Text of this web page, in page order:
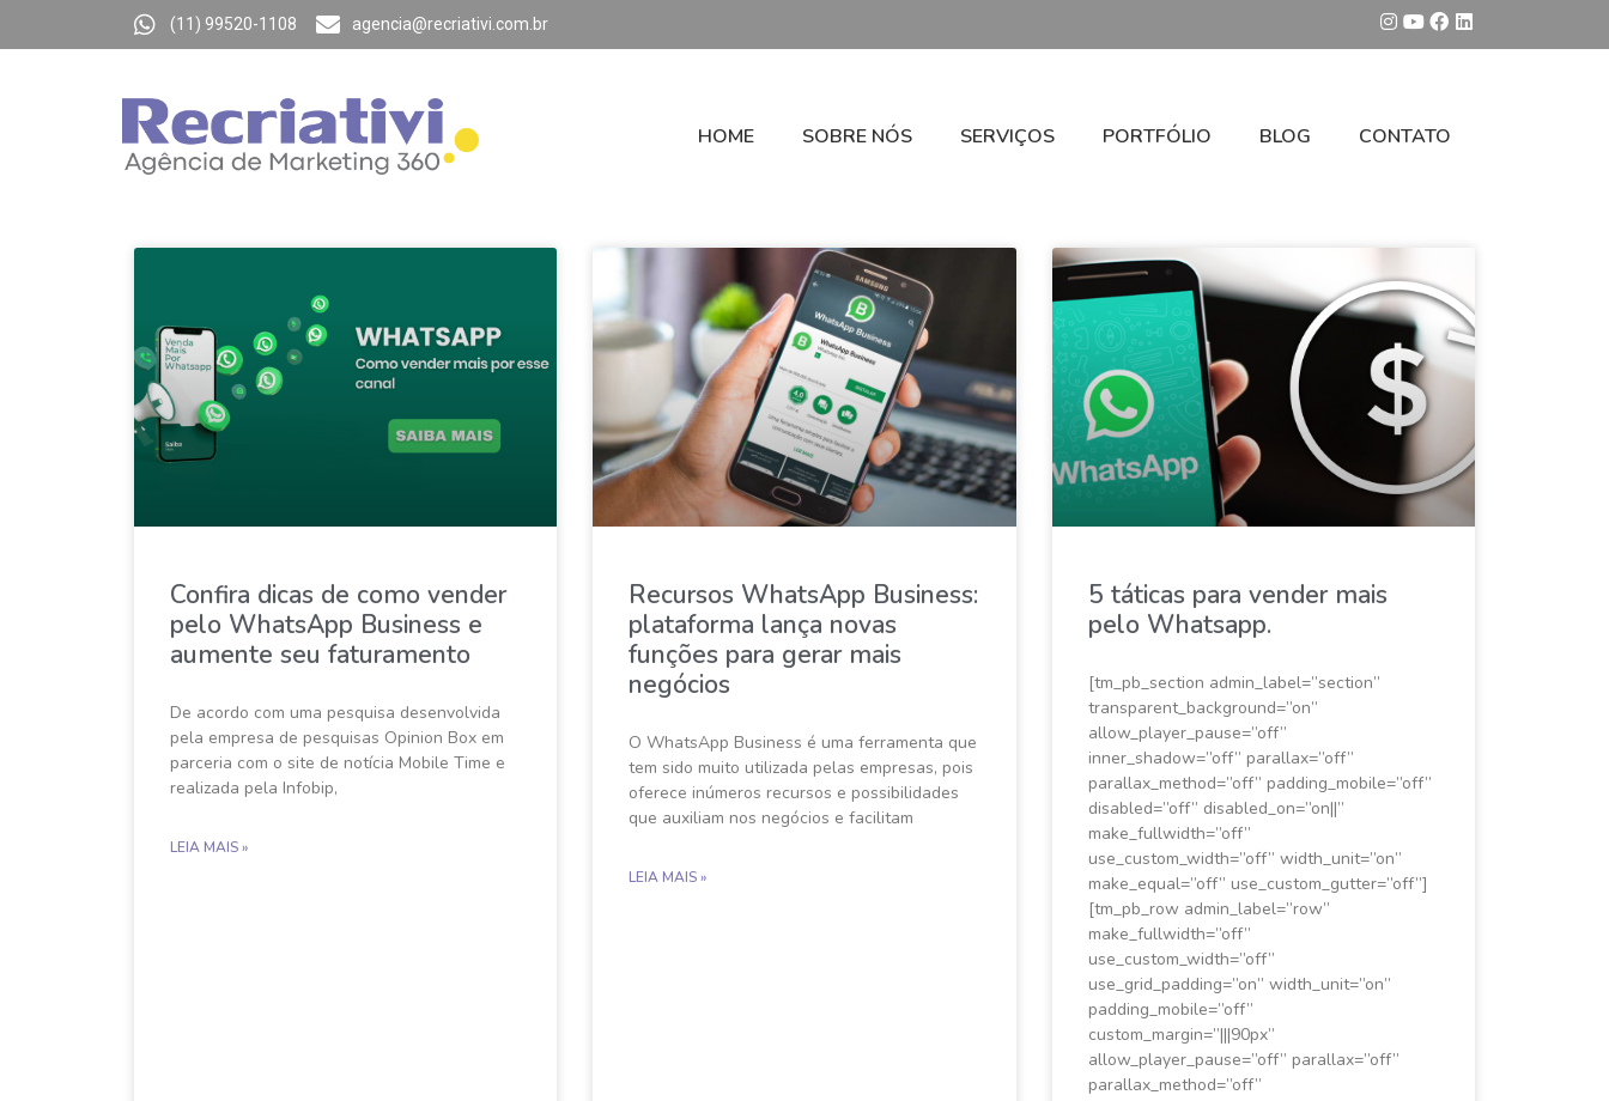
(11) 99520-1108 agencia@recriativi.com.br
HOME SOBRE NÓS SERVIÇOS PORTFÓLIO BLOG CONTATO
Confira dicas de como vender
pelo WhatsApp Business e
aumente seu faturamento
De acordo com uma pesquisa desenvolvida
pela empresa de pesquisas Opinion Box em
parceria com o site de notícia Mobile Time e
realizada pela Infobip,
LEIA MAIS »
Recursos WhatsApp Business:
plataforma lança novas
funções para gerar mais
negócios
O WhatsApp Business é uma ferramenta que
tem sido muito utilizada pelas empresas, pois
oferece inúmeros recursos e possibilidades
que auxiliam nos negócios e facilitam
LEIA MAIS »
5 táticas para vender mais
pelo Whatsapp.
[tm_pb_section admin_label=”section”
transparent_background=”on”
allow_player_pause=”off”
inner_shadow=”off” parallax=”off”
parallax_method=”off” padding_mobile=”off”
disabled=”off” disabled_on=”on||”
make_fullwidth=”off”
use_custom_width=”off” width_unit=”on”
make_equal=”off” use_custom_gutter=”off”]
[tm_pb_row admin_label=”row”
make_fullwidth=”off”
use_custom_width=”off”
use_grid_padding=”on” width_unit=”on”
padding_mobile=”off”
custom_margin=”|||90px”
allow_player_pause=”off” parallax=”off”
parallax_method=”off”